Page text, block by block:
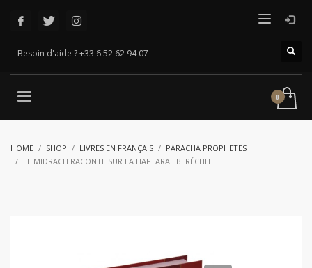
Besoin d'aide ? +33 6 52 62 94 07
HOME SHOP LIVRES EN FRANÇAIS
PARACHA PROPHETES
LE MIDRACH RACONTE SUR LA HAFTARA : BERÉCHIT